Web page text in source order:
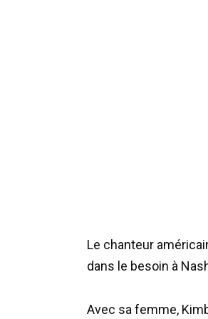
Le chanteur
dans le besoin à
Avec sa femme,